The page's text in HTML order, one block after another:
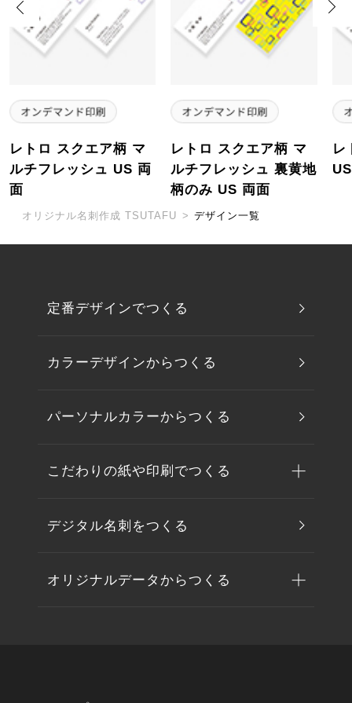
レトロ スクエア柄 マ
ルチフレッシュ US 両
面
レトロ スクエア柄 マ
ルチフレッシュ 裏黄地
柄のみ US 両面
レ
Previous Next
オリジナル名刺作成 TSUTAFU > デザイン一覧
定番デザインでつくる
カラーデザインからつくる
パーソナルカラーからつくる
こだわりの紙や印刷でつくる
デジタル名刺をつくる
オリジナルデータからつくる